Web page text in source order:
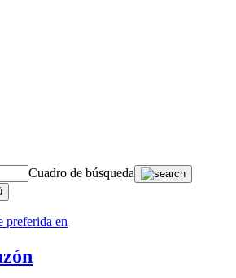
Cuadro de búsqueda
preferida en